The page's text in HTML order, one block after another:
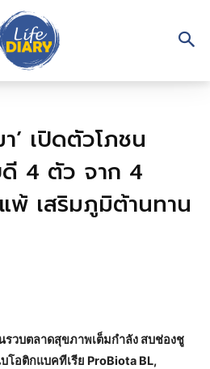
’ เปิดตัวโภชน
ดี 4 ตัว จาก 4
พ้ เสริมภูมิต้านทาน
วบตลาดสุขภาพเต็มกำลัง สบช่องชู
โอติกแบคทีเรีย ProBiota BL,